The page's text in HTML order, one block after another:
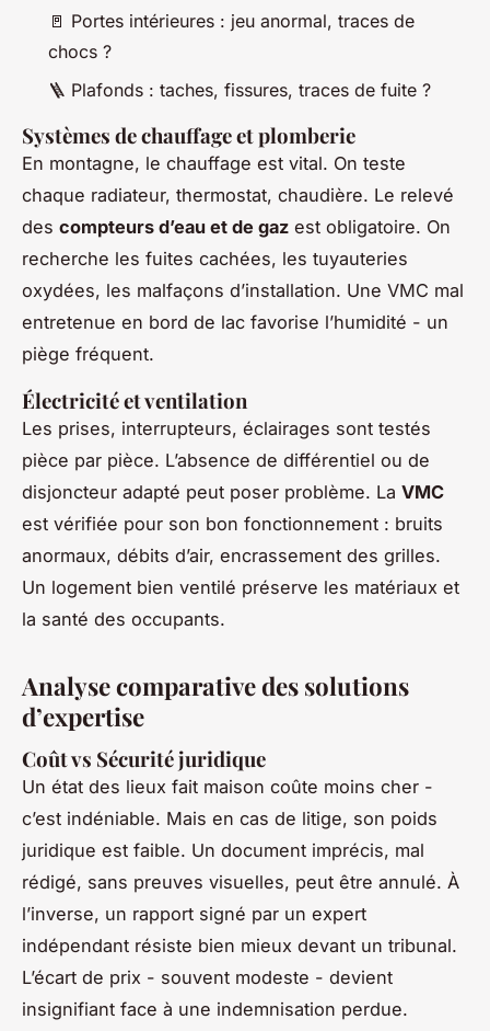
🚪 Portes intérieures : jeu anormal, traces de
chocs ?
🪜 Plafonds : taches, fissures, traces de fuite ?
Systèmes de chauffage et plomberie
En montagne, le chauffage est vital. On teste
chaque radiateur, thermostat, chaudière. Le relevé
des compteurs d’eau et de gaz est obligatoire. On
recherche les fuites cachées, les tuyauteries
oxydées, les malfaçons d’installation. Une VMC mal
entretenue en bord de lac favorise l’humidité - un
piège fréquent.
Électricité et ventilation
Les prises, interrupteurs, éclairages sont testés
pièce par pièce. L’absence de différentiel ou de
disjoncteur adapté peut poser problème. La VMC
est vérifiée pour son bon fonctionnement : bruits
anormaux, débits d’air, encrassement des grilles.
Un logement bien ventilé préserve les matériaux et
la santé des occupants.
Analyse comparative des solutions
d’expertise
Coût vs Sécurité juridique
Un état des lieux fait maison coûte moins cher -
c’est indéniable. Mais en cas de litige, son poids
juridique est faible. Un document imprécis, mal
rédigé, sans preuves visuelles, peut être annulé. À
l’inverse, un rapport signé par un expert
indépendant résiste bien mieux devant un tribunal.
L’écart de prix - souvent modeste - devient
insignifiant face à une indemnisation perdue.